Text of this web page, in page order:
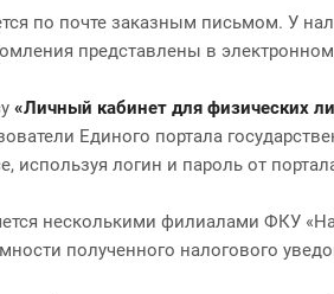
по почте заказным письмом. У
представлены в
«Личный кабинет для физических
Единого портала
используя логин и пароль от
несколькими филиалами ФКУ
полученного налогового